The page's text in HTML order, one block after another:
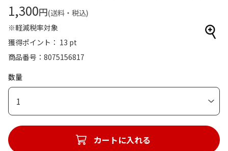
1,300円(送料・税込)
※軽減税率対象
獲得ポイント： 13 pt
商品番号
8075156817
数量
1
カートに入れる